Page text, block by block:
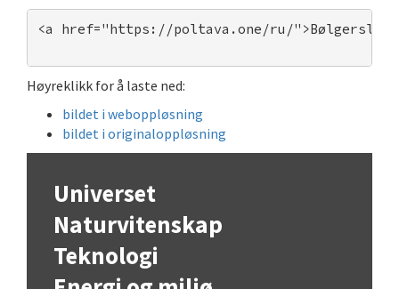
<a href="https://poltava.one/ru/
Høyreklikk for å laste ned:
bildet i weboppløsning
bildet i originaloppløsning
Universet
Naturvitenskap
Teknologi